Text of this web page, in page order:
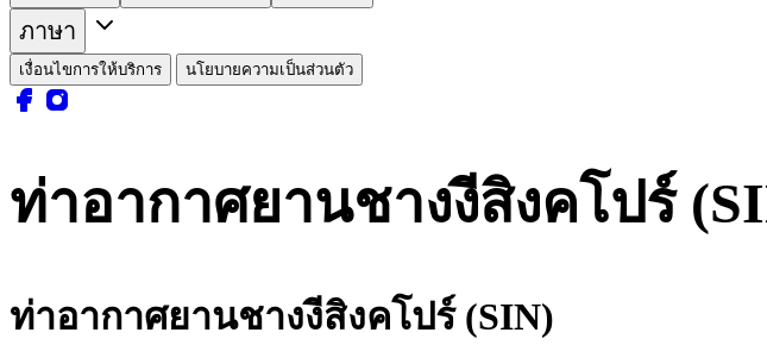
ภาษา
เงื่อนไขการให้บริการ นโยบายความเป็นส่วนตัว
ท่าอากาศยานชางงีสิงคโปร์
ท่าอากาศยานชางงีสิงคโปร์ (SIN)